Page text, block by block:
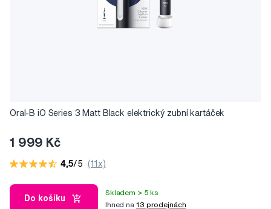
Oral-B iO Series 3 Matt Black elektrický zubní kartáček
1 999 Kč
4,5/5 (11x)
Do košíku
Skladem > 5 ks
Ihned na 13 prodejnách